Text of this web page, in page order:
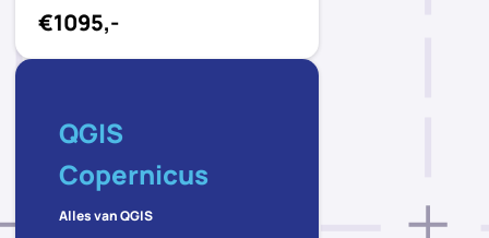
€1095,-
QGIS
Copernicus
Alles van QGIS